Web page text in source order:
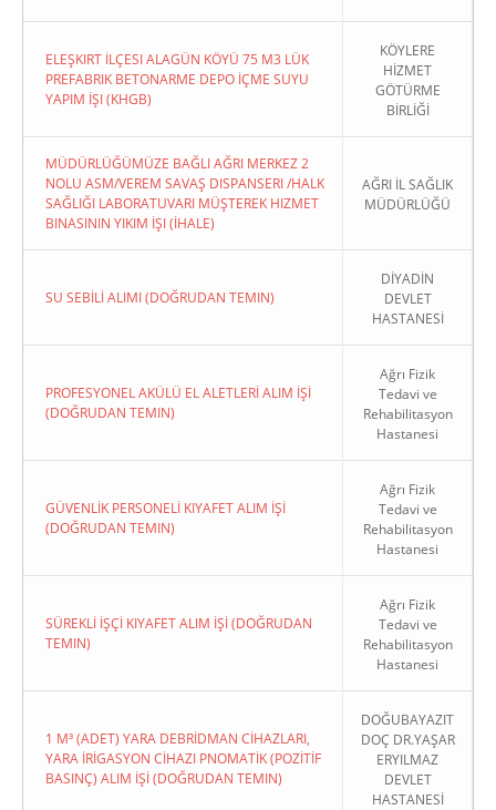
ELEŞKIRT İLÇESI ALAGÜN KÖYÜ 75 M3 LÜK
PREFABRIK BETONARME DEPO İÇME SUYU
YAPIM İŞI (KHGB)
KÖYLERE
HİZMET
GÖTÜRME
BİRLİĞİ
MÜDÜRLÜĞÜMÜZE BAĞLI AĞRI MERKEZ 2
NOLU ASM/VEREM SAVAŞ DISPANSERI /HALK
SAĞLIĞI LABORATUVARI MÜŞTEREK HIZMET
BINASININ YIKIM İŞI (İHALE)
AĞRI İL SAĞLIK
MÜDÜRLÜĞÜ
SU SEBİLİ ALIMI (DOĞRUDAN TEMIN)
DİYADİN
DEVLET
HASTANESİ
PROFESYONEL AKÜLÜ EL ALETLERİ ALIM İŞİ
(DOĞRUDAN TEMIN)
Ağrı Fizik
Tedavi ve
Rehabilitasyon
Hastanesi
GÜVENLİK PERSONELİ KIYAFET ALIM İŞİ
(DOĞRUDAN TEMIN)
Ağrı Fizik
Tedavi ve
Rehabilitasyon
Hastanesi
SÜREKLİ İŞÇİ KIYAFET ALIM İŞİ (DOĞRUDAN
TEMIN)
Ağrı Fizik
Tedavi ve
Rehabilitasyon
Hastanesi
1 M³ (ADET) YARA DEBRİDMAN CİHAZLARI,
YARA İRİGASYON CİHAZI PNOMATİK (POZİTİF
BASINÇ) ALIM İŞİ (DOĞRUDAN TEMIN)
DOĞUBAYAZIT
DOÇ DR.YAŞAR
ERYILMAZ
DEVLET
HASTANESİ